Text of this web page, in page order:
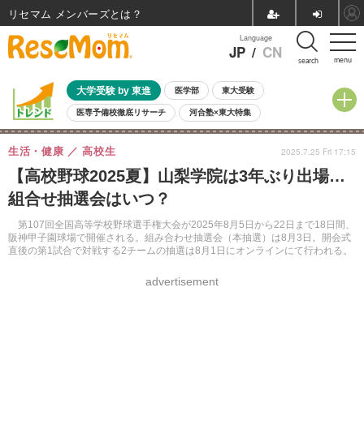
menu
Language
JP / CN search
大学受験 by 東進 医学部 東大受験
医専予備校徹底リサーチ 河合塾×東大特集
親子で考える大学選び 高校受験 中学受験 小学校受験
共通テスト 夏休み
8月開催イベント・WS 全国公立高校 過去問 人気記事
自由研究教材（小学生向け） 自由研究教材（中学生向け）
【高校野球2025夏】山梨学院は3年ぶり出場…
組合せ抽選会はいつ？
第107回全国高等学校野球選手権大会が2025年8月5日から22日まで18日間、
阪神甲子園球場で開催される。組み合わせ抽選会（本抽選）は8月3日。開会式
直後の第1試合で対戦する2チームの抽選は8月1日にオンラインにて行われる。
生活・健康 高校生
advertisement
2025.7.25 Fri 17:15
リセマム メンバーズ